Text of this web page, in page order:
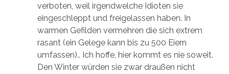
verboten, weil irgendwelche Idioten sie
eingeschleppt und freigelassen haben. In
warmen Gefilden vermehren die sich extrem
rasant (ein Gelege kann bis zu 500 Eiern
umfassen).. Ich hoffe, hier kommt es nie soweit.
Den Winter würden sie zwar draußen nicht